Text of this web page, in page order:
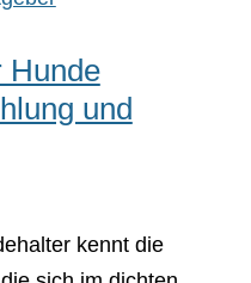
Hunde
und
kennt die